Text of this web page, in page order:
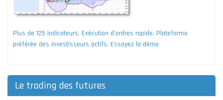
Plus de 125 indicateurs. Exécution d'ordres rapide. Plateforme
préférée des investisseurs actifs. Essayez la démo
Le trading des futures